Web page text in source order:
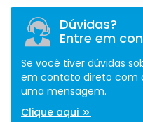
Dúvidas?
Entre em
Se você tiver dúvidas
em contato direto com
uma mensagem.
Clique aqui